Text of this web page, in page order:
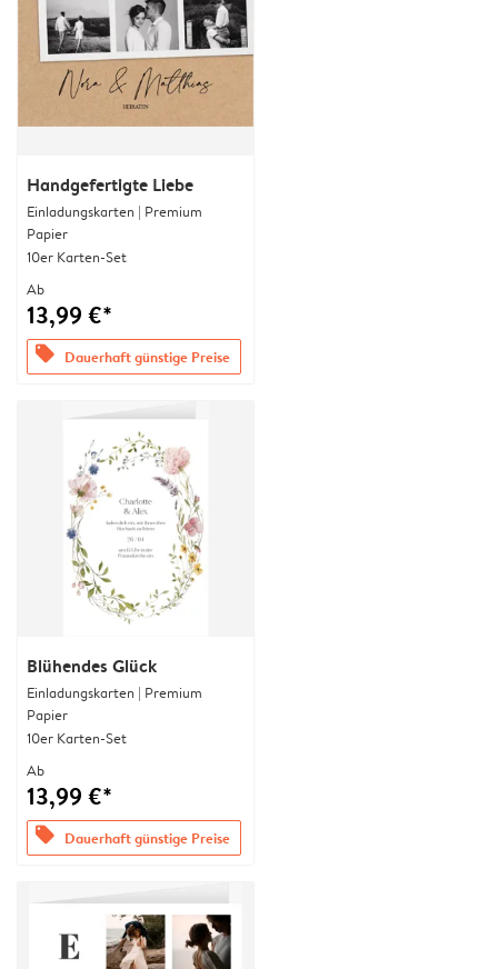
Handgefertigte Liebe
Einladungskarten | Premium
Papier
10er Karten-Set
Ab
13,99 €*
offers Dauerhaft günstige Preise
Blühendes Glück
Einladungskarten | Premium
Papier
10er Karten-Set
Ab
13,99 €*
offers Dauerhaft günstige Preise